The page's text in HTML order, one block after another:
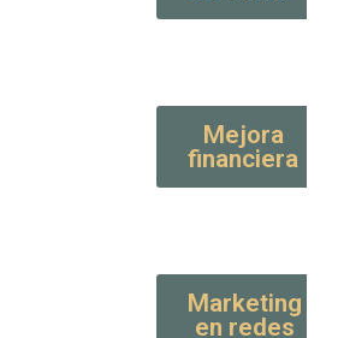
Mejora
financiera
Marketing
en redes